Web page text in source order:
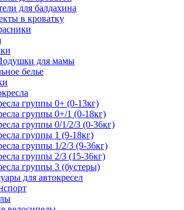
для балдахина
в кроватку
для мамы
белье
группы 0+ (0-13кг)
группы 0+/1 (0-18кг)
группы 0/1/2/3 (0-36кг)
группы 1 (9-18кг)
группы 1/2/3 (9-36кг)
группы 2/3 (15-36кг)
группы 3 (бустеры)
для автокресел